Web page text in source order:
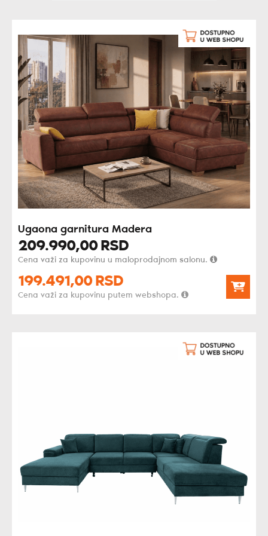
Ugaona garnitura Madera
209.990,00 RSD
Cena važi za kupovinu u maloprodajnom salonu.
199.491,00 RSD
Cena važi za kupovinu putem webshopa.